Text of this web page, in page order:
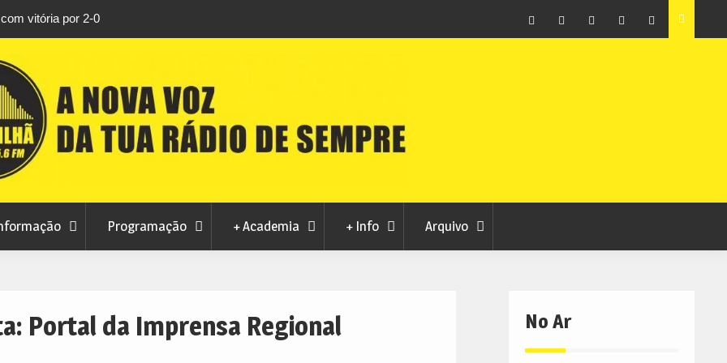
a 14 de
para fase final sem risco de penalizações
Centum Cellas entra na fase decisiva das Novas 7
Maravilhas de Portugal
Programação + Academia + Info Arquivo
Portal da Imprensa Regional No Ar